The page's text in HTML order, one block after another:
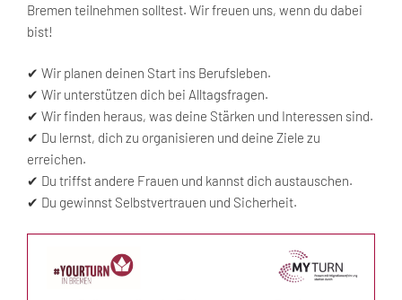
Bremen teilnehmen solltest. Wir freuen uns, wenn du dabei
bist!
✔ Wir planen deinen Start ins Berufsleben.
✔ Wir unterstützen dich bei Alltagsfragen.
✔ Wir finden heraus, was deine Stärken und Interessen sind.
✔ Du lernst, dich zu organisieren und deine Ziele zu
erreichen.
✔ Du triffst andere Frauen und kannst dich austauschen.
✔ Du gewinnst Selbstvertrauen und Sicherheit.